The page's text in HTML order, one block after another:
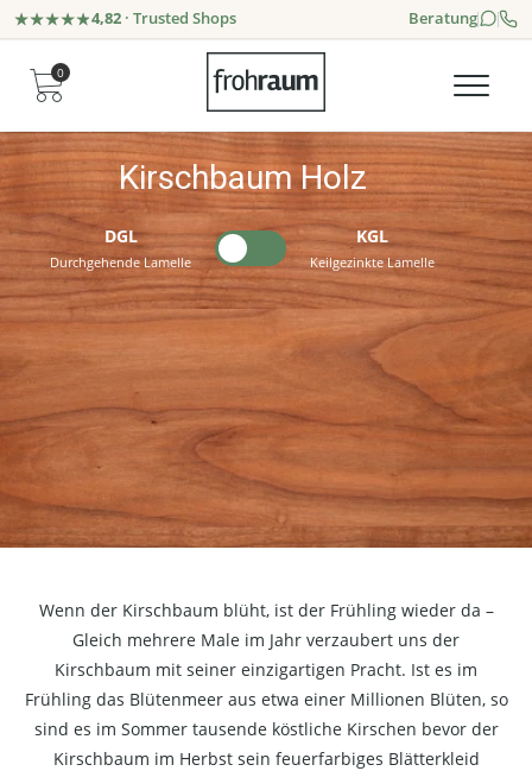
4,82 · Trusted Shops Beratung
0
Kirschbaum Holz
DGL
Durchgehende Lamelle
KGL
Keilgezinkte Lamelle
Wenn der Kirschbaum blüht, ist der Frühling wieder da –
Gleich mehrere Male im Jahr verzaubert uns der
Kirschbaum mit seiner einzigartigen Pracht. Ist es im
Frühling das Blütenmeer aus etwa einer Millionen Blüten, so
sind es im Sommer tausende köstliche Kirschen bevor der
Kirschbaum im Herbst sein feuerfarbiges Blätterkleid